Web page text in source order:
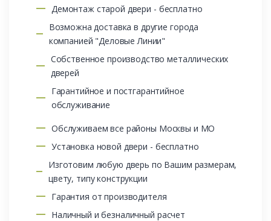
Демонтаж старой двери - бесплатно
Возможна доставка в другие города
компанией "Деловые Линии"
Собственное производство металлических
дверей
Гарантийное и постгарантийное
обслуживание
Обслуживаем все районы Москвы и МО
Установка новой двери - бесплатно
Изготовим любую дверь по Вашим размерам,
цвету, типу конструкции
Гарантия от производителя
Наличный и безналичный расчет